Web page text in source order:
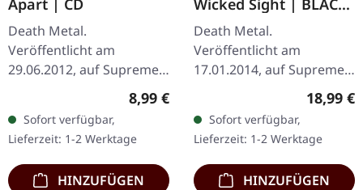
Death Metal.
Veröffentlicht am
29.06.2012, auf Supreme
Chaos Records. CD im
Jewelcase mit 8-seitigem
Booklet. Hier gibt es nicht
weniger als modernen…
Regulärer Preis:
8,99 €
Sofort verfügbar,
Lieferzeit: 1-2 Werktage
HINZUFÜGEN
LP
Death Metal.
Veröffentlicht am
17.01.2014, auf Supreme
Schwarzes Vinyl, ltd. 200
180g schwarzes Vinyl
Schweres Cover (350g)
mit mattem…
18,99 €
Sofort verfügbar,
Lieferzeit: 1-2 Werktage
HINZUFÜGEN